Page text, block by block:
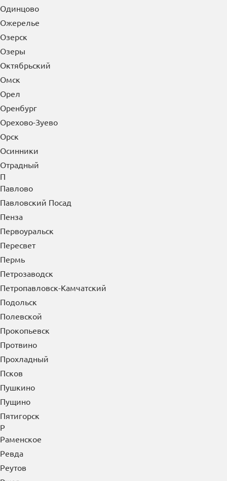
Одинцово
Ожерелье
Озерск
Озеры
Октябрьский
Омск
Орел
Оренбург
Орехово-Зуево
Орск
Осинники
Отрадный
П
Павлово
Павловский Посад
Пенза
Первоуральск
Пересвет
Пермь
Петрозаводск
Петропавловск-Камчатский
Подольск
Полевской
Прокопьевск
Протвино
Прохладный
Псков
Пушкино
Пущино
Пятигорск
Р
Раменское
Ревда
Реутов